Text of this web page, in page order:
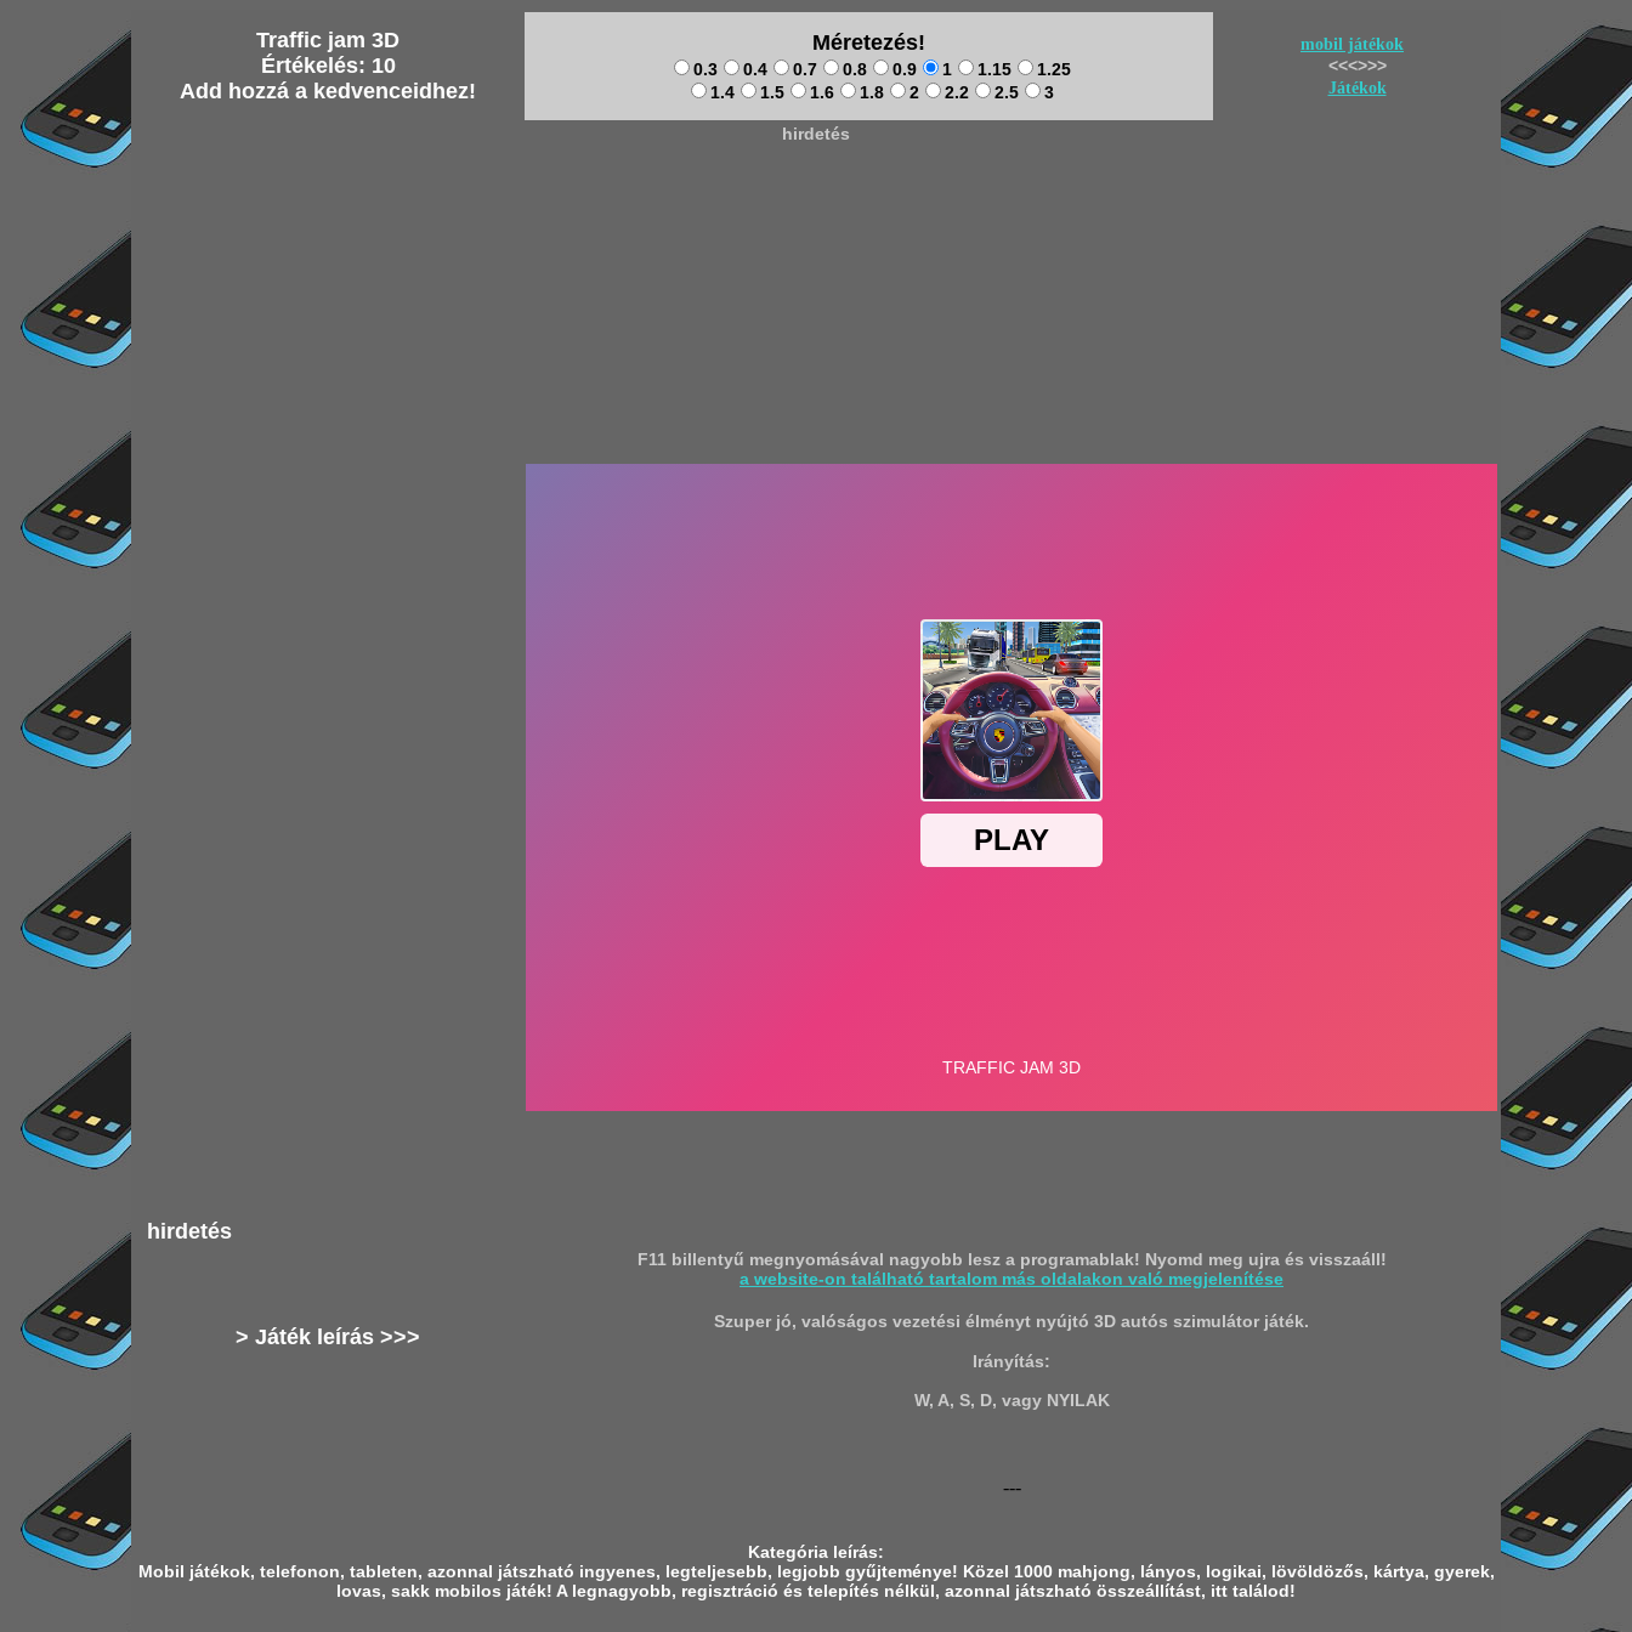
Traffic jam 3D
Értékelés: 10
Add hozzá a kedvenceidhez!
Méretezés!
0.3 0.4 0.7 0.8 0.9 1 1.15
1.25
1.4
1.5 1.6 1.8 2 2.2 2.5 3
mobil játékok
<<<>>>
Játékok
hirdetés
hirdetés
> Játék leírás >>>
F11 billentyű megnyomásával nagyobb lesz a programablak! Nyomd meg ujra és visszaáll!
a website-on található tartalom más oldalakon való megjelenítése
Szuper jó, valóságos vezetési élményt nyújtó 3D autós szimulátor játék.
Irányítás:
W, A, S, D, vagy NYILAK
---
Kategória leírás:
Mobil játékok, telefonon, tableten, azonnal játszható ingyenes, legteljesebb, legjobb gyűjteménye! Közel 1000 mahjong, lányos, logikai, lövöldözős, kártya, gyerek,
lovas, sakk mobilos játék! A legnagyobb, regisztráció és telepítés nélkül, azonnal játszható összeállítást, itt találod!